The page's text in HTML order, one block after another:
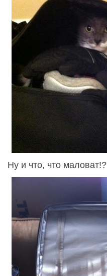
Ну и что, что маловат!?